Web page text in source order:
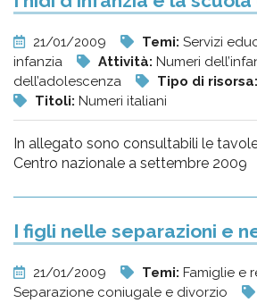
21/01/2009 Temi: Servizi
infanzia
Attività: Numeri
dell’adolescenza
Tipo di risorsa:
Titoli: Numeri italiani
In allegato sono consultabili le
Centro nazionale a settembre 2009
I figli nelle separazioni e
21/01/2009 Temi: Famiglie e
Separazione coniugale e divorzio